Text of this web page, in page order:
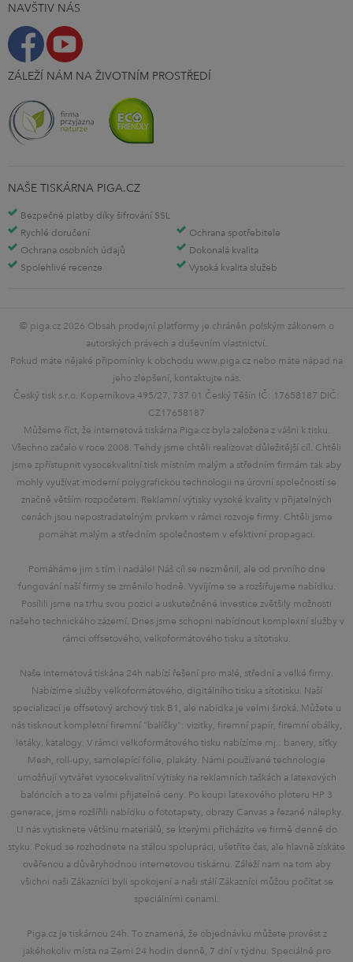
NAVŠTIV NÁS
ZÁLEŽÍ NÁM NA ŽIVOTNÍM PROSTŘEDÍ
NAŠE TISKÁRNA PIGA.CZ
Bezpečné platby díky šifrování SSL
Rychlé doručení
Ochrana spotřebitele
Ochrana osobních údajů
Dokonalá kvalita
Spolehlivé recenze
Vysoká kvalita služeb
© piga.cz 2026 Obsah prodejní platformy je chráněn polským zákonem o
autorských právech a duševním vlastnictví.
Pokud máte nějaké připomínky k obchodu www.piga.cz nebo máte nápad na
jeho zlepšení, kontaktujte nás.
Český tisk s.r.o. Koperníkova 495/27, 737 01 Český Těšín IČ: 17658187 DIČ:
CZ17658187
Můžeme říct, že internetová tiskárna Piga.cz byla založena z vášni k tisku.
Všechno začalo v roce 2008. Tehdy jsme chtěli realizovat důležitější cíl. Chtěli
jsme zpřístupnit vysocekvalitní tisk místním malým a středním firmám tak aby
mohly využívat moderní polygrafickou technologii na úrovní společností se
značně větším rozpočetem. Reklamní výtisky vysoké kvality v přijatelných
cenách jsou nepostradatelným prvkem v rámci rozvoje firmy. Chtěli jsme
pomáhat malým a středním společnostem v efektivní propagaci.
Pomáháme jim s tím i nadále! Náš cíl se nezměnil, ale od prvního dne
fungování naší firmy se změnilo hodně. Vyvíjíme se a rozšiřujeme nabídku.
Posílili jsme na trhu svou pozici a uskutečněné investice zvětšily možnosti
našeho technického zázemí. Dnes jsme schopni nabídnout komplexní služby v
rámci offsetového, velkoformátového tisku a sítotisku.
Naše internetová tiskána 24h nabízí řešení pro malé, střední a velké firmy.
Nabízíme služby velkoformátového, digitálního tisku a sítotisku. Naší
specializací je offsetový archový tisk B1, ale nabídka je velmi široká. Můžete u
nás tisknout kompletní firemní "balíčky": vizitky, firemní papír, firemní obálky,
letáky, katalogy. V rámci velkoformátového tisku nabízíme mj.: banery, síťky
Mesh, roll-upy, samolepící fólie, plakáty. Námi používané technologie
umožňují vytvářet vysocekvalitní výtisky na reklamních taškách a latexových
balóncích a to za velmi přijatelné ceny. Po koupi latexového ploteru HP 3
generace, jsme rozšířili nabídku o fototapety, obrazy Canvas a řezané nálepky.
U nás vytisknete většinu materiálů, se kterými přicházíte ve firmě denně do
styku. Pokud se rozhodnete na stálou spolupráci, ušetříte čas, ale hlavně získáte
ověřenou a důvěryhodnou internetovou tiskárnu. Záleží nam na tom aby
všichni naši Zákazníci byli spokojení a naši stálí Zákazníci můžou počítat se
speciálními cenami.
Piga.cz je tiskárnou 24h. To znamená, že objednávku můžete provést z
jakéhokoliv místa na Zemi 24 hodin denně, 7 dní v týdnu. Speciálně pro